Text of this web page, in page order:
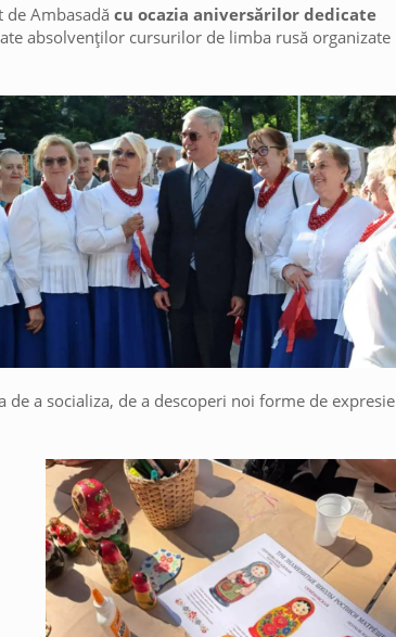
de Ambasadăcu ocazia aniversărilor dedicate
absolvenților cursurilor de limba rusă organizate
a socializa, de a descoperi noi forme de expresie